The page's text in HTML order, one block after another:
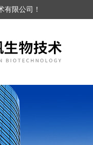
有限公司！